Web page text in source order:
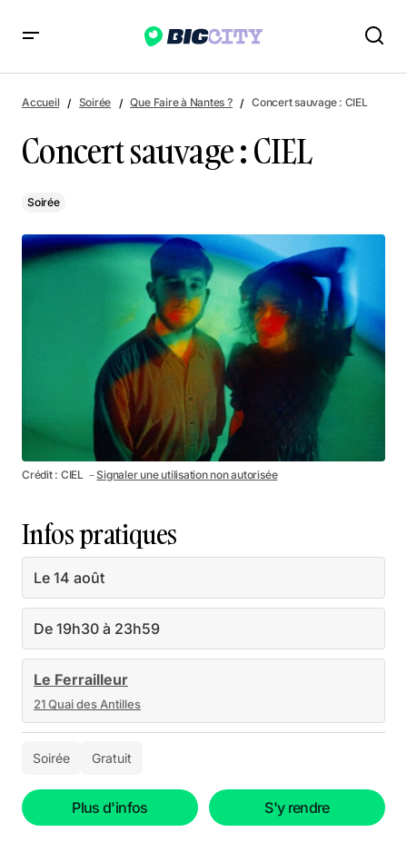
Accueil Soirée Que Faire à Nantes ? Concert sauvage : CIEL
Concert sauvage : CIEL
Soirée
Crédit : CIEL －Signaler une utilisation non autorisée
Infos pratiques
Le 14 août
De 19h30 à 23h59
Le Ferrailleur
21 Quai des Antilles
Soirée Gratuit
Plus d'infos S'y rendre